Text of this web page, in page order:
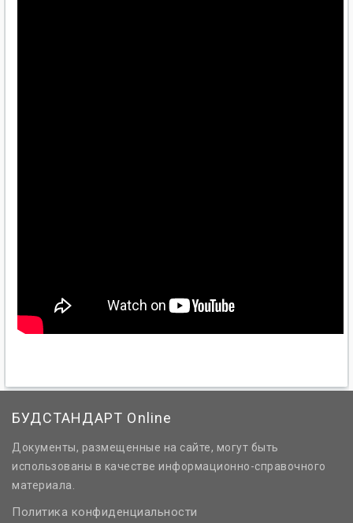
БУДСТАНДАРТ Online
Документы, размещенные на сайте, могут быть
использованы в качестве информационно-справочного
материала.
Политика конфиденциальности